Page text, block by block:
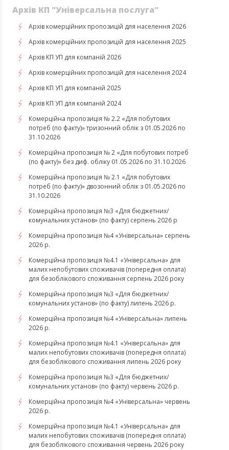
Архів КП "Універсальна послуга"
Архів комерційних пропозицій для населення 2026
Архів комерційних пропозицій для населення 2025
Архів КП УП для компаній 2026
Архів комерційних пропозицій для населення 2024
Архів КП УП для компаній 2025
Архів КП УП для компаній 2024
Комерційна пропозиція № 2.2 «Для побутових
потреб (по факту)» тризонний облік з 01.05.2026 по
31.10.2026
Комерційна пропозиція № 2 «Для побутових потреб
(по факту)» без диф. обліку 01.05.2026 по 31.10.2026
Комерційна пропозиція № 2.1 «Для побутових
потреб (по факту)» двозонний облік з 01.05.2026 по
31.10.2026
Комерційна пропозиція №3 «Для бюджетних/
комунальних установ» (по факту) серпень 2026 р
Комерційна пропозиція №4 «Універсальна» серпень
2026 р.
Комерційна пропозиція №4.1 «Універсальна» для
малих непобутових споживачів (попередня оплата)
для безоблікового споживання серпень 2026 року
Комерційна пропозиція №3 «Для бюджетних/
комунальних установ» (по факту) липень 2026 р.
Комерційна пропозиція №4 «Універсальна» липень
2026 р.
Комерційна пропозиція №4.1 «Універсальна» для
малих непобутових споживачів (попередня оплата)
для безоблікового споживання липень 2026 року
Комерційна пропозиція №3 «Для бюджетних/
комунальних установ» (по факту) червень 2026 р.
Комерційна пропозиція №4 «Універсальна» червень
2026 р.
Комерційна пропозиція №4.1 «Універсальна» для
малих непобутових споживачів (попередня оплата)
для безоблікового споживання червень 2026 року